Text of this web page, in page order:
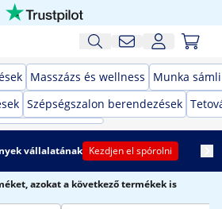
Masszázs és wellness
Munka
Szépségszalon berendezések
vállalatának Kezdjen el spórolni
azokat a következő termékek is